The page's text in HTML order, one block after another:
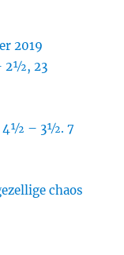
2019
2½, 23
4½ – 3½. 7
chaos